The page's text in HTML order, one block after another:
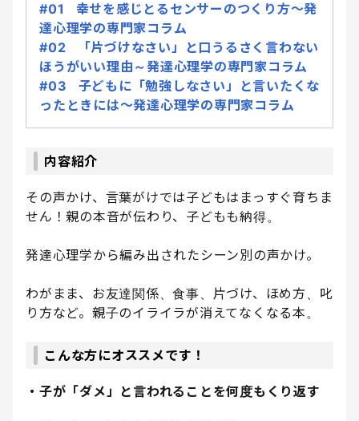
#01 幸せを感じとるセンサーのつくり方～発
達心理学の専門家コラム
#02 「片づけなさい」と口うるさく言わない
ほうがいい理由～発達心理学の専門家コラム
#03 子どもに「勉強しなさい」と言いたくな
ったときには～発達心理学の専門家コラム
内容紹介
その声かけ、言葉がけでは子どもはまっすぐ育ちま
せん！親の本音が伝わり、子どもも納得。
発達心理学から編み出されたシーン別の声かけ。
わがまま、お友達関係、食事、片づけ、ほめ方、叱
り方など。親子のイライラが消えてなくなる本。
こんな方にオススメです！
・子が「ダメ」と言われることを何度もくり返す